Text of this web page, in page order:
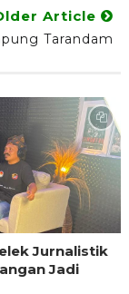
Article
Tarandam
Jurnalistik
Jadi